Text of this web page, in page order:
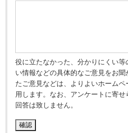
役に立たなかった、分かりにくい等
い情報などの具体的なご意見をお
たご意見などは、よりよいホーム
用します。なお、アンケートに寄
回答は致しません。